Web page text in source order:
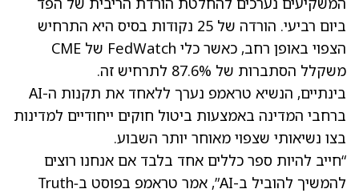
ביום רביעי. הורדה של 25 נקודות בסיס היא התרחיש
הצפוי באופן רחב, כאשר כלי FedWatch של CME
משקלל הסתברות של 87.6% לתרחיש זה.
בינתיים, הנשיא טראמפ
נערך ללאחד את תקנות ה-AI
ברחבי המדינה באמצעות ביטול חוקים ייחודיים למדינות
בצו נשיאותי שצפוי מאוחר יותר השבוע.
“חייב להיות ספר כללים אחד בלבד אם אנחנו רוצים
להמשיך להוביל ב-AI”, אמר טראמפ בפוסט ב‑Truth